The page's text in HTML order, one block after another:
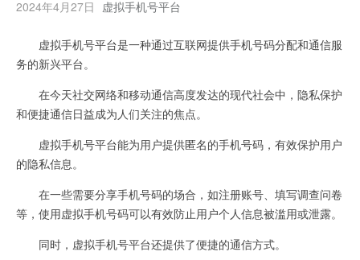
2024年4月27日 虚拟手机号平台
虚拟手机号平台是一种通过互联网提供手机号码分配和通信服
务的新兴平台。
在今天社交网络和移动通信高度发达的现代社会中，隐私保护
和便捷通信日益成为人们关注的焦点。
虚拟手机号平台能为用户提供匿名的手机号码，有效保护用户
的隐私信息。
在一些需要分享手机号码的场合，如注册账号、填写调查问卷
等，使用虚拟手机号码可以有效防止用户个人信息被滥用或泄露。
同时，虚拟手机号平台还提供了便捷的通信方式。